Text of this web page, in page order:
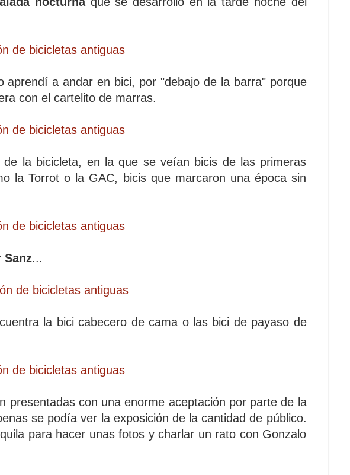
a andar en bici, por "debajo de la barra" porque
con el cartelito de marras.
la bicicleta, en la que se veían bicis de las primeras
la Torrot o la GAC, bicis que marcaron una época sin
Sanz...
la bici cabecero de cama o las bici de payaso de
presentadas con una enorme aceptación por parte de la
se podía ver la exposición de la cantidad de público.
para hacer unas fotos y charlar un rato con Gonzalo